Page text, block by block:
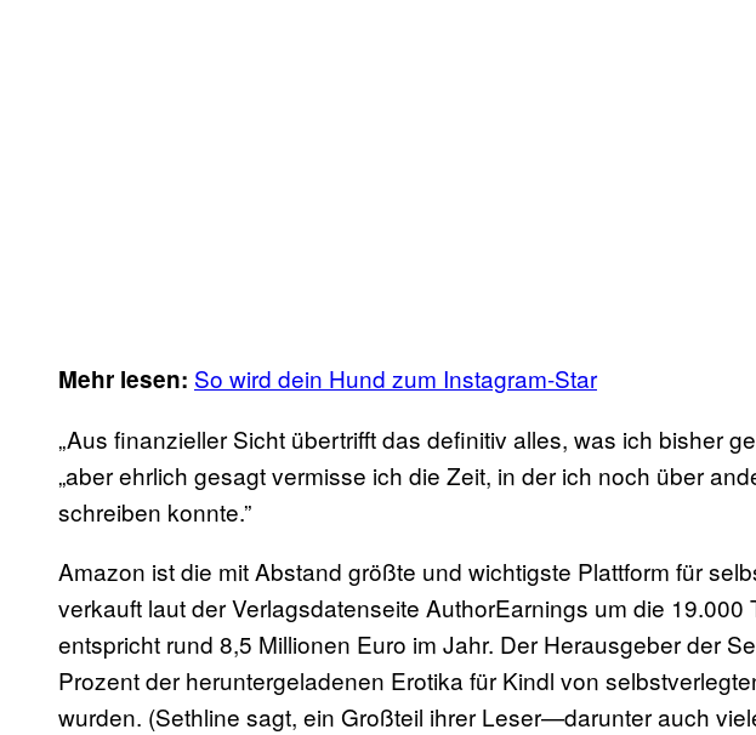
Mehr lesen: So wird dein Hund zum Instagram-Star
„Aus finanzieller Sicht übertrifft das definitiv alles, was ich bisher
„aber ehrlich gesagt vermisse ich die Zeit, in der ich noch über
schreiben konnte.”
Amazon ist die mit Abstand größte und wichtigste Plattform für
verkauft laut der Verlagsdatenseite AuthorEarnings um die 19.000
entspricht rund 8,5 Millionen Euro im Jahr. Der Herausgeber der
Prozent der heruntergeladenen Erotika für Kindl von
wurden. (Sethline sagt, ein Großteil ihrer Leser—darunter auch